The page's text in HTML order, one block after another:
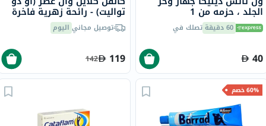
الجلد ، حزمه من 1
60 دقيقة تصلك في
40
تواليت) - رائحة زهرية فاخرة
200 ملتوصيل مجاني اليوم
119
142
60% خصم